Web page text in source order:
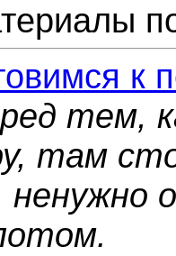
к
тем,
там